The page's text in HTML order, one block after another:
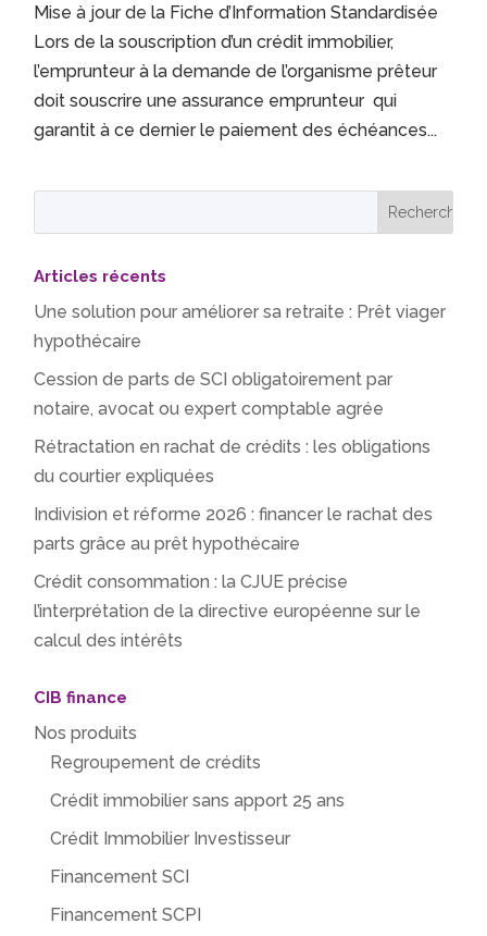
Mise à jour de la Fiche d’Information Standardisée
Lors de la souscription d’un crédit immobilier,
l’emprunteur à la demande de l’organisme prêteur
doit souscrire une assurance emprunteur qui
garantit à ce dernier le paiement des échéances...
Articles récents
Une solution pour améliorer sa retraite : Prêt viager
hypothécaire
Cession de parts de SCI obligatoirement par
notaire, avocat ou expert comptable agrée
Rétractation en rachat de crédits : les obligations
du courtier expliquées
Indivision et réforme 2026 : financer le rachat des
parts grâce au prêt hypothécaire
Crédit consommation : la CJUE précise
l’interprétation de la directive européenne sur le
calcul des intérêts
CIB finance
Nos produits
Regroupement de crédits
Crédit immobilier sans apport 25 ans
Crédit Immobilier Investisseur
Financement SCI
Financement SCPI